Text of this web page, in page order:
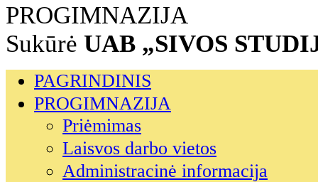
PROGIMNAZIJA
Sukūrė UAB „SIVOS
PAGRINDINIS
PROGIMNAZIJA
Priėmimas
Laisvos darbo vietos
Administracinė informacija